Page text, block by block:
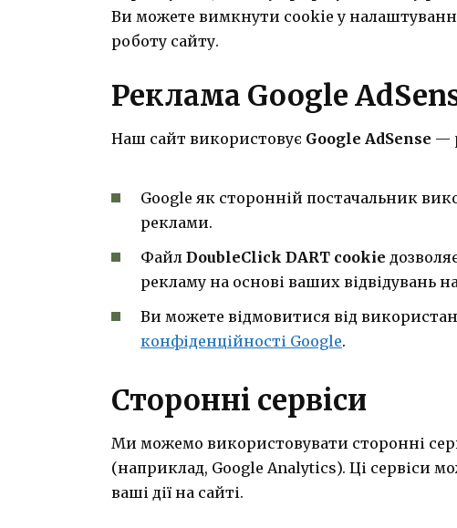
Ви можете вимкнути cookie у
роботу сайту.
Реклама Google
Наш сайт використовує Google AdSense —
Google як сторонній постачальник
реклами.
Файл DoubleClick DART cookie
рекламу на основі ваших відвідувань
Ви можете відмовитися від
конфіденційності Google.
Сторонні сервіси
Ми можемо використовувати сторонні
(наприклад, Google Analytics). Ці сервіси
ваші дії на сайті.